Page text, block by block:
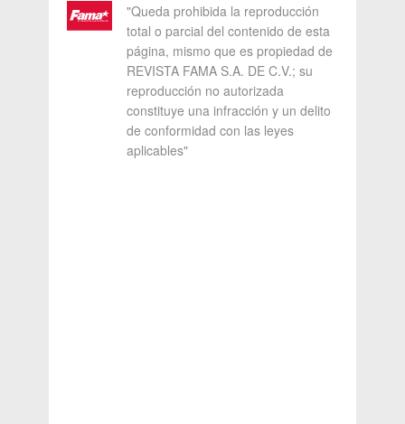
"Queda prohibida la reproducción
total o parcial del contenido de esta
página, mismo que es propiedad de
REVISTA FAMA S.A. DE C.V.; su
reproducción no autorizada
constituye una infracción y un delito
de conformidad con las leyes
aplicables"